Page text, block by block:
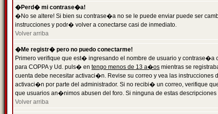
�Perd� mi contrase�a!
�No se altere! Si bien su contrase�a no se le puede enviar puede ser
instrucciones y podr� volver a conectarse casi de inmediato.
Volver arriba
�Me registr� pero no puedo conectarme!
Primero verifique que est� ingresando el nombre de usuario y
para COPPA y Ud. puls� en tengo menos de 13 a�os mientras se
cuenta debe necesitar activaci�n. Revise su correo y vea las
activaci�n por parte del administrador. Si no recibi� un correo, verifique
que usuarios an�nimos abusen del foro. Si ninguna de estas
Volver arriba